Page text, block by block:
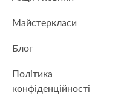
Майстеркласи
Блог
Політика
конфіденційності